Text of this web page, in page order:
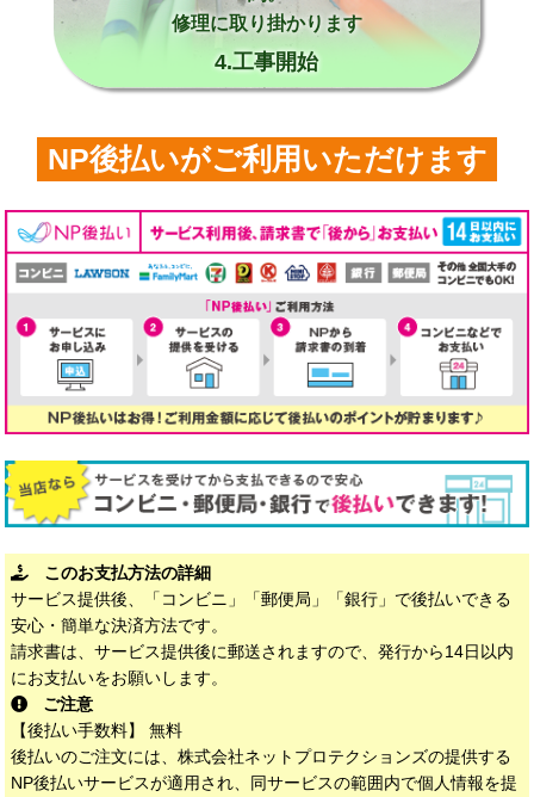
修理に取り掛かります
4.工事開始
NP後払いがご利用いただけます
このお支払方法の詳細
サービス提供後、「コンビニ」「郵便局」「銀行」で後払いできる
安心・簡単な決済方法です。
請求書は、サービス提供後に郵送されますので、発行から14日以内
にお支払いをお願いします。
ご注意
【後払い手数料】 無料
後払いのご注文には、株式会社ネットプロテクションズの提供する
NP後払いサービスが適用され、同サービスの範囲内で個人情報を提